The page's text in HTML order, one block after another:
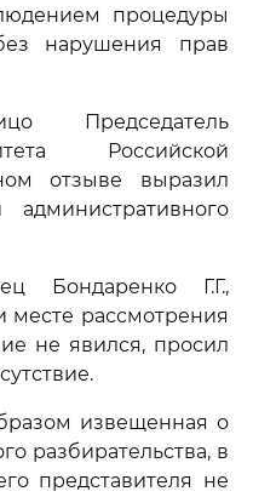
процедуры
нарушения прав
Председатель
Российской
отзыве выразил
Бондаренко Г.Г.,
рассмотрения
не явился, просил
извещенная о
разбирательства, в
представителя не